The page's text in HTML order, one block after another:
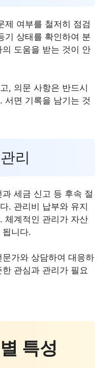
제 여부를 철저히 점검
기 상태를 확인하여 분
도움을 받는 것이 안
, 의문 사항은 반드시
서면 기록을 남기는 것
리
세금 신고 등 후속 절
. 관리비 납부와 유지
체계적인 관리가 자산
됩니다.
가와 상담하여 대응하
관심과 관리가 필요
특성